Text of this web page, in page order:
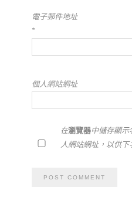
電子郵件地址
*
個人網站網址
在瀏覽器中儲存顯示
人網站網址，以供下